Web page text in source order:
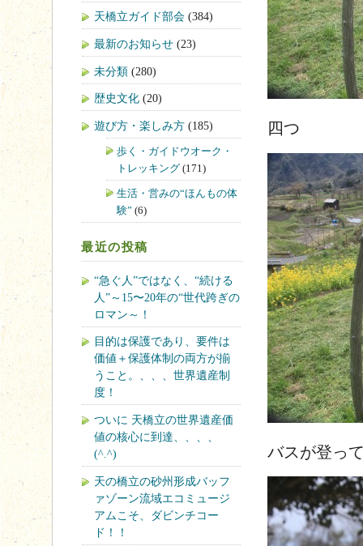
四つ
バスが登っ
天橋立ガイド部会 (384)
最新のお知らせ (23)
未分類 (280)
歴史文化 (20)
遊び方・楽しみ方 (185)
歩く・ガイドウオーク・
トレッキング (171)
生活・営みの“ほんもの体
験” (6)
最近の投稿
“急ぐ人”ではなく、“続ける
人”～15〜20年の“世代跨ぎの
ロマン～！
目的は保護であり、要件は
価値＋保護体制の両方が揃
うこと。、、、世界遺産制
度！
ついに 天橋立の世界遺産価
値の核心に到達、、、、
(^.^)
天の橋立の砂州形成バッフ
ァゾーン流域エコミュージ
アムこそ、ダビンチコー
ド！！